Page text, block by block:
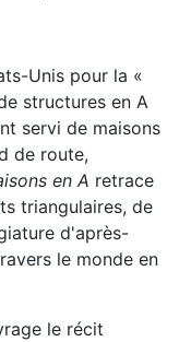
Unis pour la «
structures en A
servi de maisons
de route,
en A retrace
triangulaires, de
d'après-
le monde en
le récit